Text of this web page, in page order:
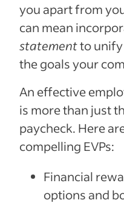
you apart from
can mean
statementto unify
the goals your
An effective
is more than just
paycheck. Here
compelling EVPs:
Financial
options and